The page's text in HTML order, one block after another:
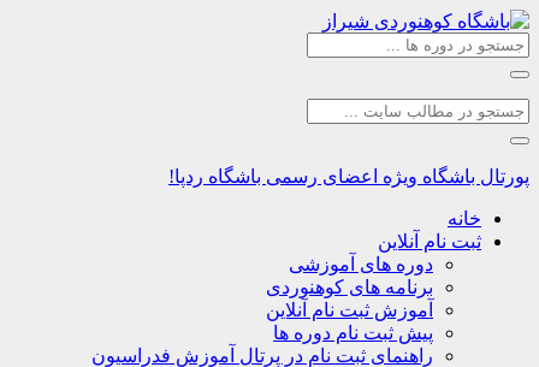
ویژه اعضای رسمی باشگاه ردپا!
نام آنلاین
دوره های آموزشی
برنامه های کوهنوردی
آموزش ثبت نام آنلاین
پیش ثبت نام دوره ها
راهنمای ثبت نام در پرتال آموزش فدراسیون